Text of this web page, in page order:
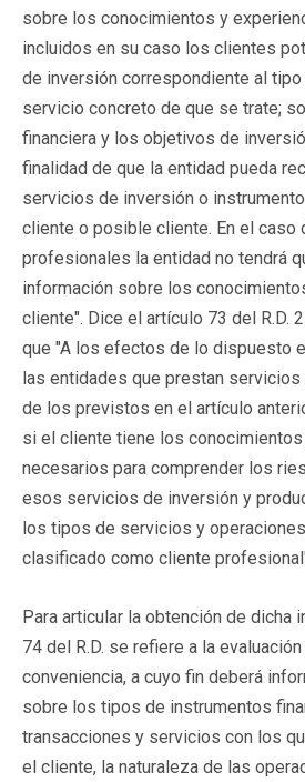
sobre los conocimientos y
incluidos en su caso los clientes
de inversión correspondiente al
servicio concreto de que se trate;
financiera y los objetivos de
finalidad de que la entidad pueda
servicios de inversión o
cliente o posible cliente. En el caso
profesionales la entidad no tendrá
información sobre los
cliente". Dice el artículo 73 del R.D.
que "A los efectos de lo dispuesto
las entidades que prestan
de los previstos en el artículo
si el cliente tiene los
necesarios para comprender los
esos servicios de inversión y
los tipos de servicios y
clasificado como cliente
Para articular la obtención de dicha
74 del R.D. se refiere a la
conveniencia, a cuyo fin deberá
sobre los tipos de instrumentos
transacciones y servicios con los
el cliente, la naturaleza de las